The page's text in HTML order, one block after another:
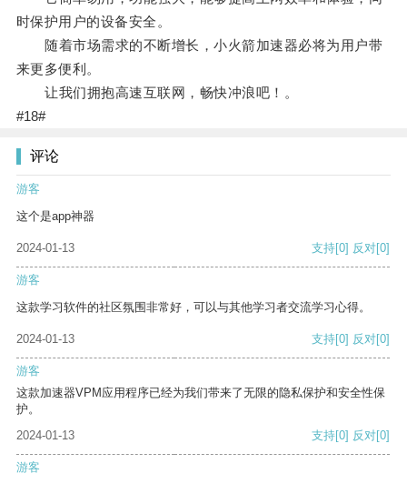
时保护用户的设备安全。
随着市场需求的不断增长，小火箭加速器必将为用户带
来更多便利。
让我们拥抱高速互联网，畅快冲浪吧！。
#18#
评论
游客
这个是app神器
2024-01-13 支持[0] 反对[0]
游客
这款学习软件的社区氛围非常好，可以与其他学习者交流学习心得。
2024-01-13 支持[0] 反对[0]
游客
这款加速器VPM应用程序已经为我们带来了无限的隐私保护和安全性保
护。
2024-01-13
支持[0] 反对[0]
游客